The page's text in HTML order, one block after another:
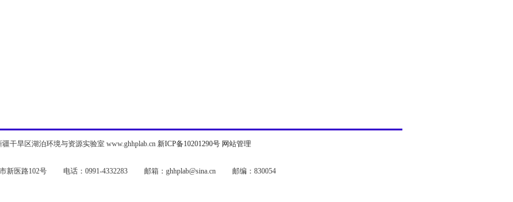
干旱区湖泊环境与资源实验室 www.ghhplab.cn 新ICP备10201290号 网站管理
市新医路102号 电话：0991-4332283 邮箱：ghhplab@sina.cn 邮编：830054